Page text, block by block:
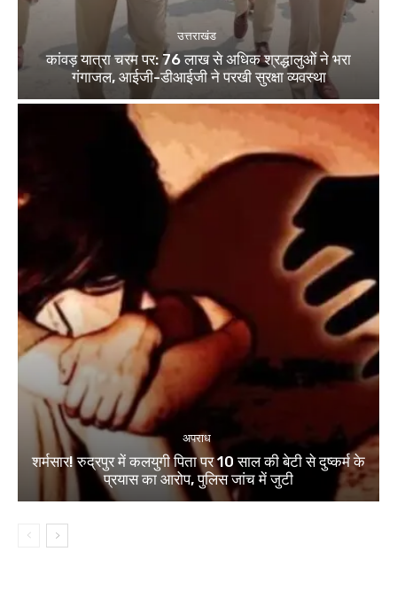
उत्तराखंड
कांवड़ यात्रा चरम पर: 76 लाख से अधिक श्रद्धालुओं ने भरा
गंगाजल, आईजी-डीआईजी ने परखी सुरक्षा व्यवस्था
अपराध
शर्मसार! रुद्रपुर में कलयुगी पिता पर 10 साल की बेटी से दुष्कर्म के
प्रयास का आरोप, पुलिस जांच में जुटी